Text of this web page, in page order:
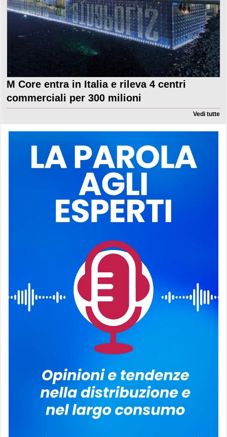
M Core entra in Italia e rileva 4 centri
commerciali per 300 milioni
Vedi tutte